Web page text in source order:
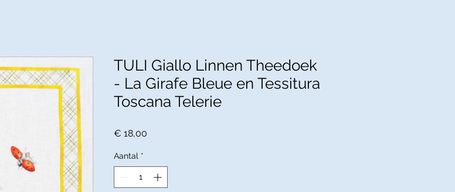
TULI Giallo Linnen Theedoek
- La Girafe Bleue en Tessitura
Toscana Telerie
€ 18,00
Aantal *